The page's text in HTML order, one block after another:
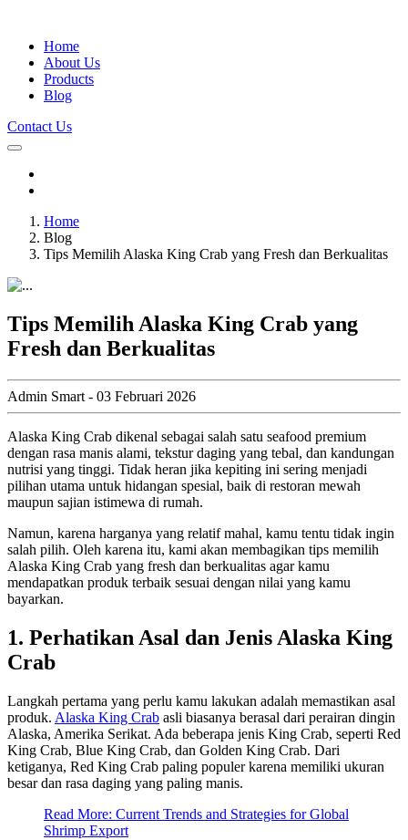
Home
About Us
Products
Blog
Contact Us
Home
Blog
Tips Memilih Alaska King Crab yang Fresh dan Berkualitas
Tips Memilih Alaska King Crab yang
Fresh dan Berkualitas
Admin Smart - 03 Februari 2026
Alaska King Crab dikenal sebagai salah satu seafood premium
dengan rasa manis alami, tekstur daging yang tebal, dan kandungan
nutrisi yang tinggi. Tidak heran jika kepiting ini sering menjadi
pilihan utama untuk hidangan spesial, baik di restoran mewah
maupun sajian istimewa di rumah.
Namun, karena harganya yang relatif mahal, kamu tentu tidak ingin
salah pilih. Oleh karena itu, kami akan membagikan tips memilih
Alaska King Crab yang fresh dan berkualitas agar kamu
mendapatkan produk terbaik sesuai dengan nilai yang kamu
bayarkan.
1. Perhatikan Asal dan Jenis Alaska King
Crab
Langkah pertama yang perlu kamu lakukan adalah memastikan asal
produk. Alaska King Crab asli biasanya berasal dari perairan dingin
Alaska, Amerika Serikat. Ada beberapa jenis King Crab, seperti Red
King Crab, Blue King Crab, dan Golden King Crab. Dari
ketiganya, Red King Crab paling populer karena memiliki ukuran
besar dan rasa daging yang paling manis.
Read More: Current Trends and Strategies for Global
Shrimp Export